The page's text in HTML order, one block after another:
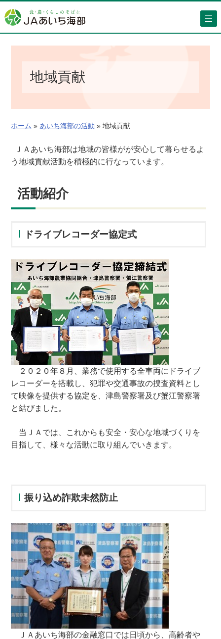
容
を
地域貢献
ホーム » あいち海部の活動 » 地域貢献
ＪＡあいち海部は地域の皆様がが安心して暮らせるよ
う地域貢献活動を積極的に行なっています。
活動紹介
ドライブレコーダー協定式
２０２０年８月、業務で使用する全車両にドライブ
レコーダーを搭載し、犯罪や交通事故の捜査資料とし
て映像を提供する協定を、津島警察署及び蟹江警察署
と結びました。
当ＪＡでは、これからも安全・安心な地域づくりを
目指して、様々な活動に取り組んでいきます。
振り込め詐欺未然防止
ＪＡあいち海部の金融窓口では日頃から、高齢者や